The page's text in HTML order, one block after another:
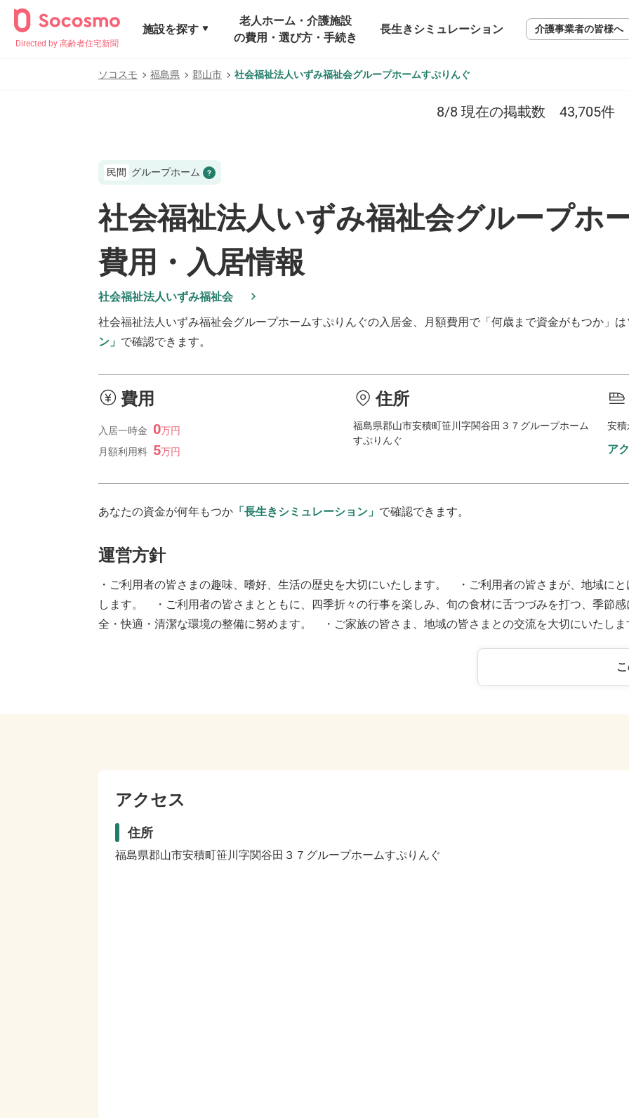
Directed by 高齢者住宅新聞
施設を探す
老人ホーム・介護施設
の費用・選び方・手続き
長生きシミュレーション 介護事業者の皆様へ
ソコスモ 福島県 郡山市 社会福祉法人いずみ福祉会グループホームすぷりんぐ
8/8 現在の掲載数 43,705件
民間 グループホーム
社会福祉法人いずみ福祉会グループホ
費用・入居情報
社会福祉法人いずみ福祉会
社会福祉法人いずみ福祉会グループホームすぷりんぐの入居金、月額費用で「何歳まで資金がもつか」
ン」 で確認できます。
費用
入居一時金 0万円
月額利用料 5万円
住所
福島県郡山市安積町笹川字関谷田３７グループホーム
すぷりんぐ
安
ア
あなたの資金が何年もつか 「長生きシミュレーション」 で確認できます。
運営方針
・ご利用者の皆さまの趣味、嗜好、生活の歴史を大切にいたします。 ・ご利用者の皆さまが、地域に
します。 ・ご利用者の皆さまとともに、四季折々の行事を楽しみ、旬の食材に舌つづみを打つ、季節
全・快適・清潔な環境の整備に努めます。 ・ご家族の皆さま、地域の皆さまとの交流を大切にいたしま
アクセス
住所
福島県郡山市安積町笹川字関谷田３７グループホームすぷりんぐ